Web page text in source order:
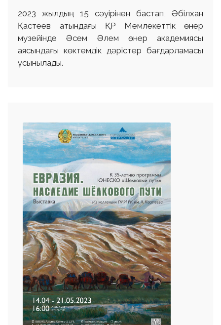
2023 жылдың 15 сәуірінен бастап, Әбілхан
Қастеев атындағы ҚР Мемлекеттік өнер
музейінде Әсем Әлем өнер академиясы
аясындағы көктемдік дәрістер бағдарламасы
ұсынылады.